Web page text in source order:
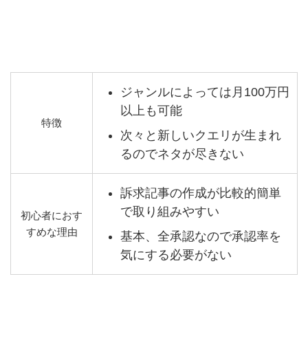
特徴
ジャンルによっては月100万円
以上も可能
次々と新しいクエリが生まれ
るのでネタが尽きない
初心者におす
すめな理由
訴求記事の作成が比較的簡単
で取り組みやすい
基本、全承認なので承認率を
気にする必要がない